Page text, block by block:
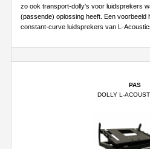
zo ook transport-dolly's voor luidsprekers
(passende) oplossing heeft. Een voorbeeld
constant-curve luidsprekers van L-
PAS
DOLLY L-